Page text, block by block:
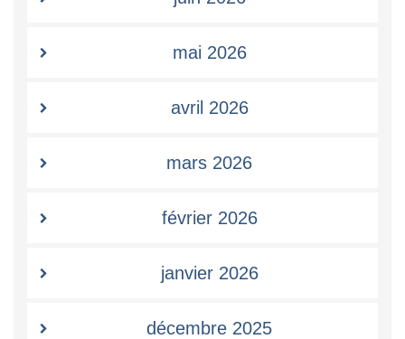
mai 2026
avril 2026
mars 2026
février 2026
janvier 2026
décembre 2025